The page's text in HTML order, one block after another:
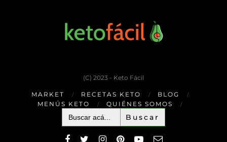
(C) 2023 - Keto Fácil
MARKET RECETAS KETO
BLOG
MENÚS KETO
QUIÉNES SOMOS
Buscar: